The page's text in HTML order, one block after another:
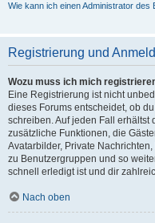
Wie kann ich einen Administrator des
Registrierung und
Wozu muss ich mich
Eine Registrierung ist nicht
dieses Forums entscheidet, ob
schreiben. Auf jeden Fall erhältst
zusätzliche Funktionen, die
Avatarbilder, Private
zu Benutzergruppen und so
schnell erledigt ist und dir
Nach oben